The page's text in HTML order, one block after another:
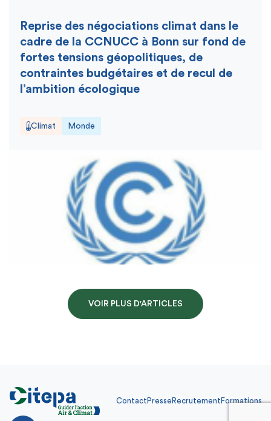
Reprise des négociations climat dans le
cadre de la CCNUCC à Bonn sur fond de
fortes tensions géopolitiques, de
contraintes budgétaires et de recul de
l’ambition écologique
Climat Monde
VOIR PLUS D'ARTICLES
Contact Presse Recrutement Formations